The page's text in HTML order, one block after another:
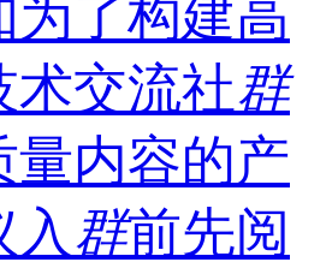
为了构建高
术交流社群
量内容的产
入群前先阅